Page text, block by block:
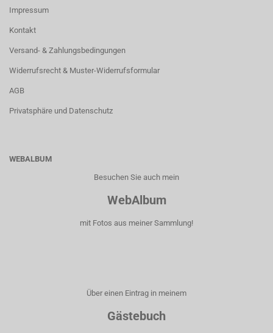
Impressum
Kontakt
Versand- & Zahlungsbedingungen
Widerrufsrecht & Muster-Widerrufsformular
AGB
Privatsphäre und Datenschutz
WEBALBUM
Besuchen Sie auch mein
WebAlbum
mit Fotos aus meiner Sammlung!
Über einen Eintrag in meinem
Gästebuch